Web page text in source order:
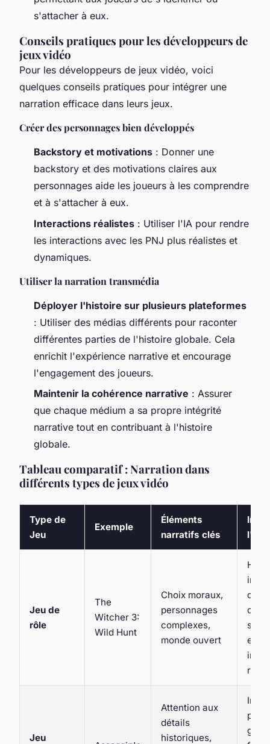
s'attacher à eux.
Conseils pratiques pour les développeurs de
jeux vidéo
Pour les développeurs de jeux vidéo, voici
quelques conseils pratiques pour intégrer une
narration efficace dans leurs jeux.
Créer des personnages bien développés
Backstory et motivations : Donner une
backstory et des motivations claires aux
personnages aide les joueurs à les comprendre
et à s'attacher à eux.
Interactions réalistes : Utiliser l'IA pour rendre
les interactions avec les PNJ plus réalistes et
dynamiques.
Utiliser la narration transmédia
Déployer l'histoire sur plusieurs plateformes
: Utiliser des médias différents pour raconter
différentes parties de l'histoire globale. Cela
enrichit l'expérience narrative et encourage
l'engagement des joueurs.
Maintenir la cohérence narrative : Assurer
que chaque médium a sa propre intégrité
narrative tout en contribuant à l'histoire
globale.
Tableau comparatif : Narration dans
différents types de jeux vidéo
Type de
Jeu
Exemple
Éléments
narratifs clés
Jeu de
rôle
The
Witcher 3:
Wild Hunt
Choix moraux,
personnages
complexes,
monde ouvert
due
choix
et
Jeu
Attention aux
détails
historiques,